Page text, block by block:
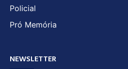
Policial
Pró Memória
NEWSLETTER